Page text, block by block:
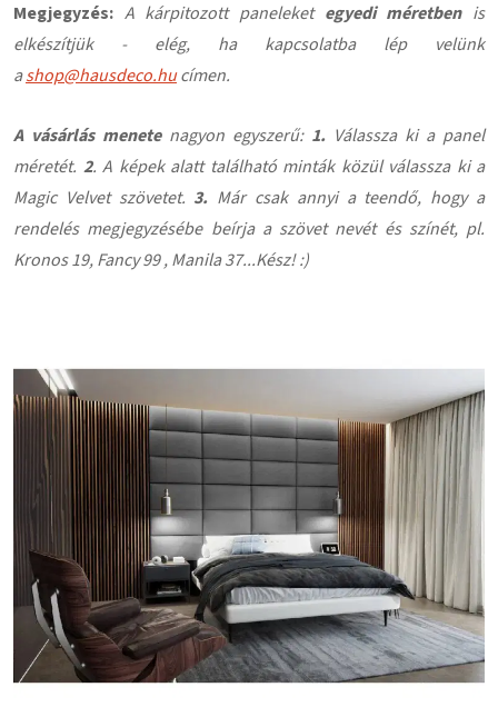
Megjegyzés: A kárpitozott paneleket egyedi méretbenis
elkészítjük - elég, ha kapcsolatba lép velünk
ashop@hausdeco.hucímen.
A vásárlás menetenagyon egyszerű: 1. Válassza ki a panel
méretét. 2. A képek alatt található minták közül válassza ki a
Magic Velvet szövetet. 3. Már csak annyi a teendő, hogy a
rendelés megjegyzésébe beírja a szövet nevét és színét, pl.
Kronos 19, Fancy 99 , Manila 37...Kész! :)